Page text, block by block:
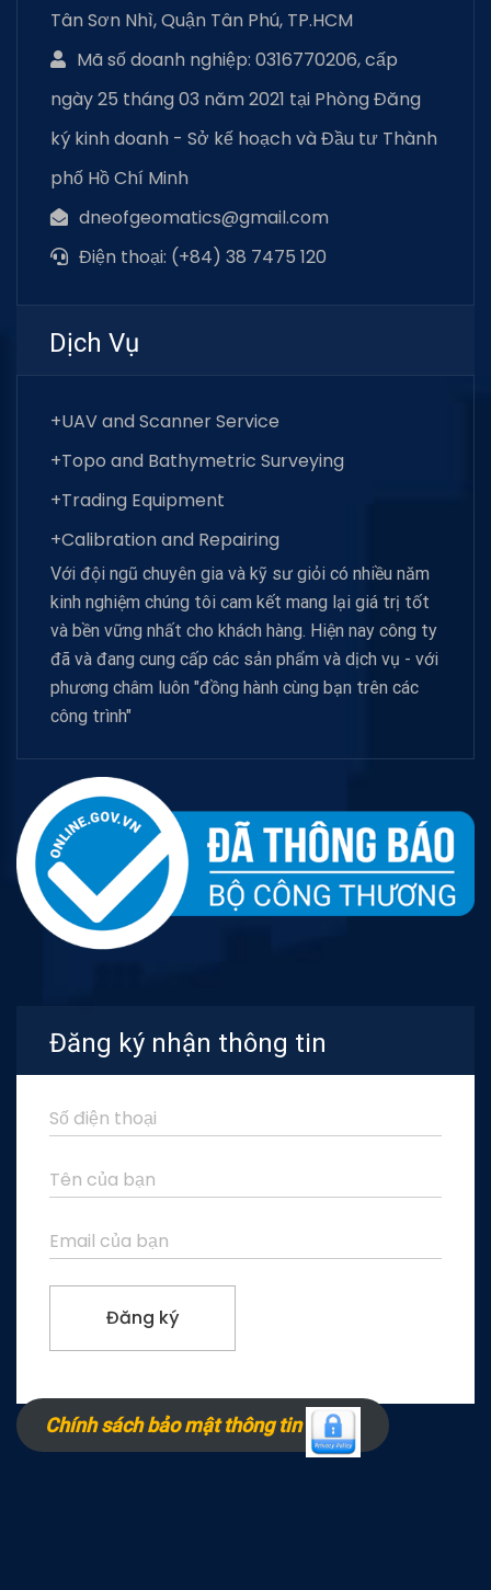
Tân Sơn Nhì, Quận Tân Phú, TP.HCM
Mã số doanh nghiệp: 0316770206, cấp
ngày 25 tháng 03 năm 2021 tại Phòng Đăng
ký kinh doanh - Sở kế hoạch và Đầu tư Thành
phố Hồ Chí Minh
dneofgeomatics@gmail.com
Điện thoại: (+84) 38 7475 120
Dịch Vụ
+UAV and Scanner Service
+Topo and Bathymetric Surveying
+Trading Equipment
+Calibration and Repairing
Với đội ngũ chuyên gia và kỹ sư giỏi có nhiều năm
kinh nghiệm chúng tôi cam kết mang lại giá trị tốt
và bền vững nhất cho khách hàng. Hiện nay công ty
đã và đang cung cấp các sản phẩm và dịch vụ - với
phương châm luôn "đồng hành cùng bạn trên các
công trình"
Đăng ký nhận thông tin
Chính sách bảo mật thông tin